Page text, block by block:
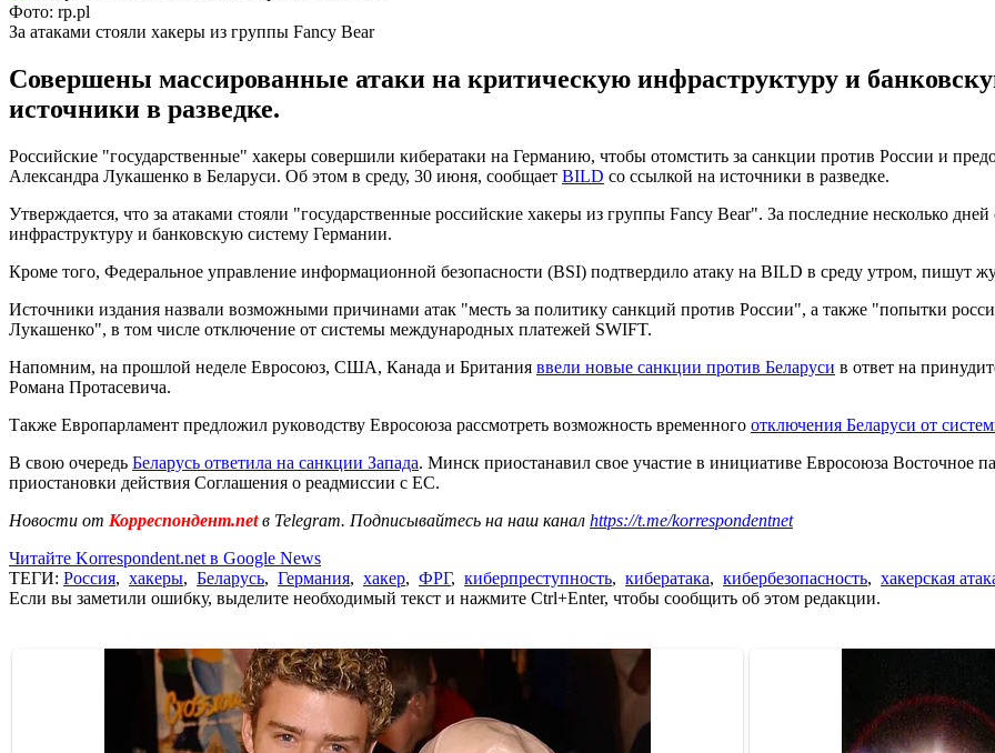
Фото: rp.pl
За атаками стояли хакеры из группы Fancy Bear
Совершены массированные атаки на критическую инфраструктуру и
источники в разведке.
Российские "государственные" хакеры совершили кибератаки на Германию, чтобы отомстить за санкции против России и
Александра Лукашенко в Беларуси. Об этом в среду, 30 июня, сообщает BILD со ссылкой на источники в разведке.
Утверждается, что за атаками стояли "государственные российские хакеры из группы Fancy Bear". За последние несколько
инфраструктуру и банковскую систему Германии.
Кроме того, Федеральное управление информационной безопасности (BSI) подтвердило атаку на BILD в среду утром, пишут
Источники издания назвали возможными причинами атак "месть за политику санкций против России", а также "попытки
Лукашенко", в том числе отключение от системы международных платежей SWIFT.
Напомним, на прошлой неделе Евросоюз, США, Канада и Британия ввели новые санкции против Беларуси в ответ на
Романа Протасевича.
Также Европарламент предложил руководству Евросоюза рассмотреть возможность временного отключения Беларуси от
В свою очередь Беларусь ответила на санкции Запада. Минск приостанавил свое участие в инициативе Евросоюза Восточное
приостановки действия Соглашения о реадмиссии с ЕС.
Новости от Корреспондент.netв Telegram. Подписывайтесь на наш канал https://t.me/korrespondentnet
Читайте Korrespondent.net в Google News
ТЕГИ: Россия, хакеры, Беларусь, Германия, хакер, ФРГ, киберпреступность, кибератака, кибербезопасность, хакерская
Если вы заметили ошибку, выделите необходимый текст и нажмите Ctrl+Enter, чтобы сообщить об этом редакции.